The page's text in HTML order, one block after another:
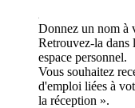
Donnez un nom à
Retrouvez-la dans
espace personnel.
Vous souhaitez
d'emploi liées à
la réception ».